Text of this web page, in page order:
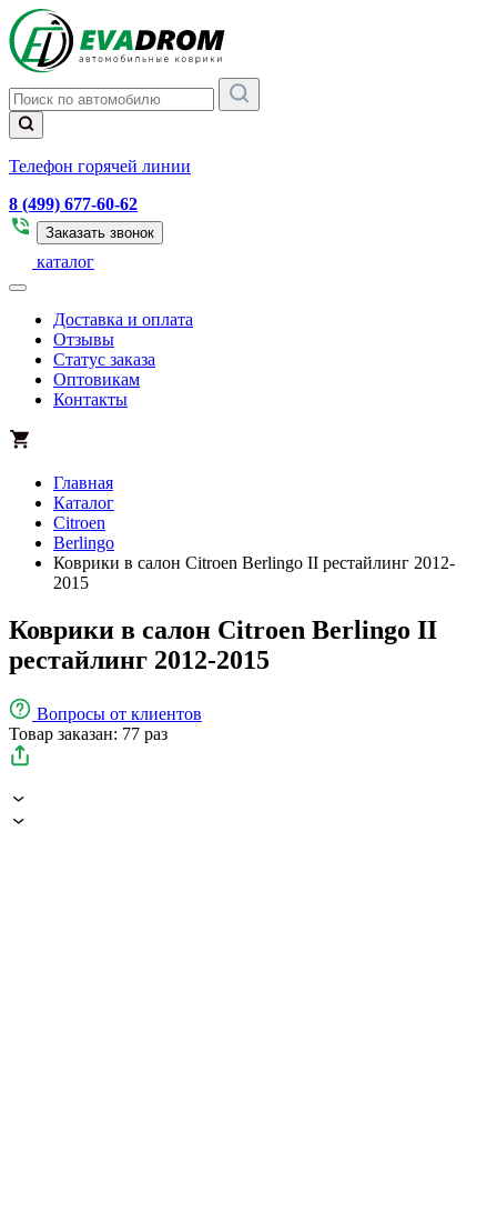
Телефон горячей линии
8 (499) 677-60-62
Заказать звонок
каталог
Доставка и оплата
Отзывы
Статус заказа
Оптовикам
Контакты
Главная
Каталог
Citroen
Berlingo
Коврики в салон Citroen Berlingo II рестайлинг 2012-
2015
Коврики в салон Citroen Berlingo II
рестайлинг 2012-2015
Вопросы от клиентов
Товар заказан: 77 раз